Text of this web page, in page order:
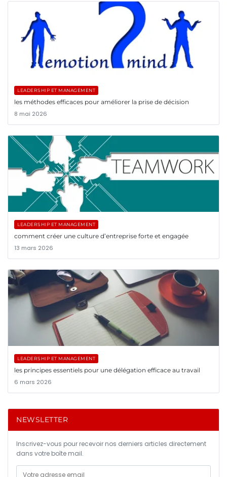
LEADERSHIP ET MANAGEMENT
les méthodes efficaces pour améliorer la prise de décision
8 mai 2026
LEADERSHIP ET MANAGEMENT
comment créer une culture d’entreprise forte et engagée
13 mars 2026
LEADERSHIP ET MANAGEMENT
les principes essentiels pour une délégation efficace au travail
6 mars 2026
NEWSLETTER
Inscrivez-vous pour recevoir nos derniers articles directement
dans votre boîte mail.